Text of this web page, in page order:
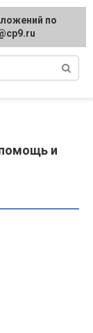
и
по